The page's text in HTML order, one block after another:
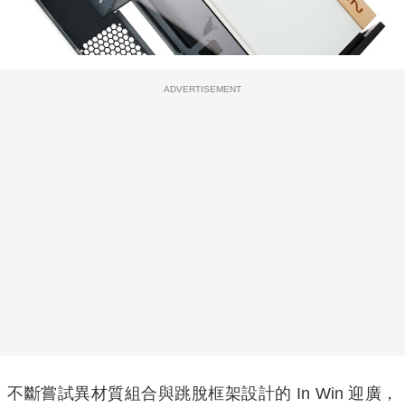
ADVERTISEMENT
不斷嘗試異材質組合與跳脫框架設計的 In Win 迎廣，